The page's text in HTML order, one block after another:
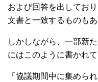
および回答を出してお
文書と一致するものもあ
しかしながら、一部新
にはこのように書かれて
「協議期間中に集めら